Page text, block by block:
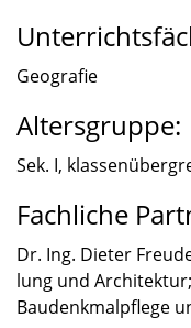
Geogra­fie
Altersgruppe:
Sek. I,
Fachliche
Dr. Ing. Dieter
lung und
Baudenk­mal­pflege